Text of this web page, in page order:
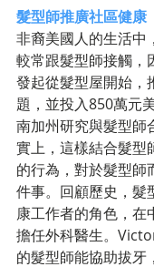
髮型師推廣社區健康
非裔美國人的生活中
較常跟髮型師接觸
發起從髮型屋開始，
題，並投入850萬元
南加州研究與髮型師
實上，這樣結合髮型
的行為，對於髮型師
件事。回顧歷史，髮
康工作者的角色，在
擔任外科醫生。
的髮型師能協助拔牙